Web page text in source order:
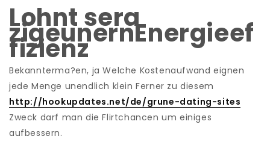
Lohnt sera
zigeunernEnergieef
fizienz
Bekannterma?en, ja Welche Kostenaufwand eignen
jede Menge unendlich klein Ferner zu diesem
http://hookupdates.net/de/grune-dating-sites
Zweck darf man die Flirtchancen um einiges
aufbessern.